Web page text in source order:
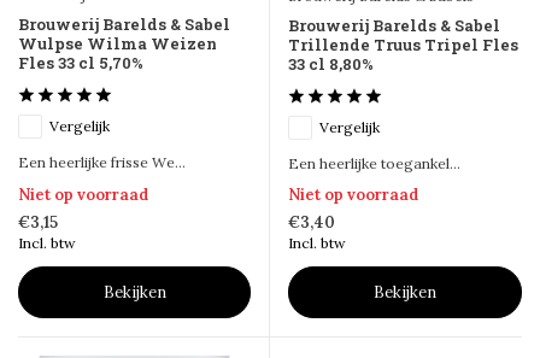
Brouwerij Barelds & Sabel
Wulpse Wilma Weizen
Fles 33 cl 5,70%
Vergelijk
Een heerlijke frisse We...
Niet op voorraad
€3,15
Incl. btw
Bekijken
Brouwerij Barelds & Sabel
Trillende Truus Tripel Fles
33 cl 8,80%
Vergelijk
Een heerlijke toegankel...
Niet op voorraad
€3,40
Incl. btw
Bekijken